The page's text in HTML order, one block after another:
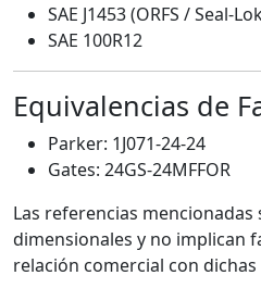
SAE J1453 (ORFS / Seal-
SAE 100R12
Equivalencias de
Parker: 1J071-24-24
Gates: 24GS-24MFFOR
Las referencias
dimensionales y no implican
relación comercial con dichas